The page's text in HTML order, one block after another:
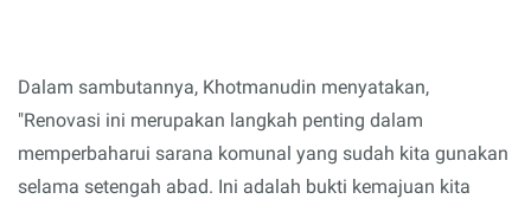
Dalam sambutannya, Khotmanudin menyatakan,
"Renovasi ini merupakan langkah penting dalam
memperbaharui sarana komunal yang sudah kita gunakan
selama setengah abad. Ini adalah bukti kemajuan kita